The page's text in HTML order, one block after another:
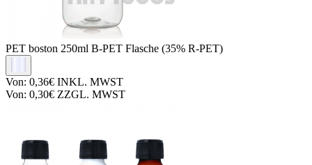
PET boston 250ml B-PET Flasche (35% R-PET)
Von: 0,36€ INKL. MWST
Von: 0,30€ ZZGL. MWST